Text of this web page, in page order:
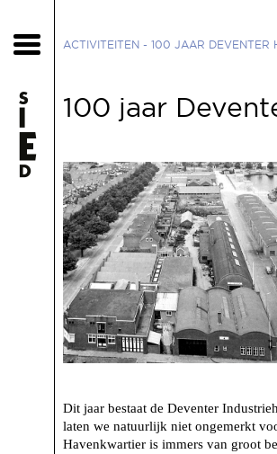
ACTIVITEITEN - 100 JAAR DEVENTER
100 jaar
Dit jaar bestaat de Deventer
laten we natuurlijk niet ongemerkt
Havenkwartier is immers van groot